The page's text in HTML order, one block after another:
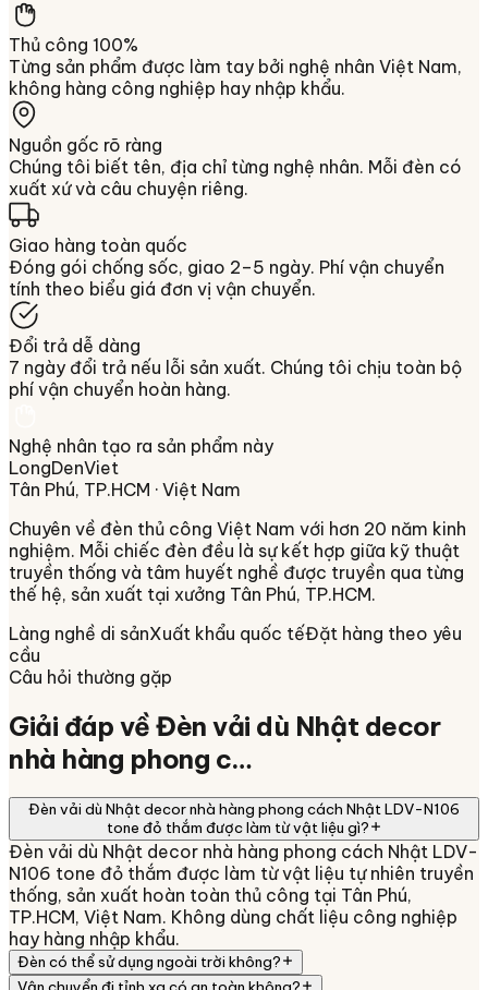
Thủ công 100%
Từng sản phẩm được làm tay bởi nghệ nhân Việt Nam,
không hàng công nghiệp hay nhập khẩu.
Nguồn gốc rõ ràng
Chúng tôi biết tên, địa chỉ từng nghệ nhân. Mỗi đèn có
xuất xứ và câu chuyện riêng.
Giao hàng toàn quốc
Đóng gói chống sốc, giao 2–5 ngày. Phí vận chuyển
tính theo biểu giá đơn vị vận chuyển.
Đổi trả dễ dàng
7 ngày đổi trả nếu lỗi sản xuất. Chúng tôi chịu toàn bộ
phí vận chuyển hoàn hàng.
Nghệ nhân tạo ra sản phẩm này
LongDenViet
Tân Phú, TP.HCM · Việt Nam
Chuyên về đèn thủ công Việt Nam với hơn 20 năm kinh
nghiệm. Mỗi chiếc đèn đều là sự kết hợp giữa kỹ thuật
truyền thống và tâm huyết nghề được truyền qua từng
thế hệ, sản xuất tại xưởng Tân Phú, TP.HCM.
Làng nghề di sảnXuất khẩu quốc tếĐặt hàng theo yêu
cầu
Câu hỏi thường gặp
Giải đáp vềĐèn vải dù Nhật decor
nhà hàng phong c…
Đèn vải dù Nhật decor nhà hàng phong cách Nhật LDV-N106
tone đỏ thắm được làm từ vật liệu gì?
Đèn vải dù Nhật decor nhà hàng phong cách Nhật LDV-
N106 tone đỏ thắm được làm từ vật liệu tự nhiên truyền
thống, sản xuất hoàn toàn thủ công tại Tân Phú,
TP.HCM, Việt Nam. Không dùng chất liệu công nghiệp
hay hàng nhập khẩu.
Đèn có thể sử dụng ngoài trời không?